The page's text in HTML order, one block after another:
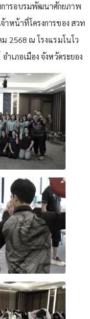
การอบรมพัฒนาศักยภาพ
าหน้าที่โครงการของ สวท
2568 ณ โรงแรมโนโว
ำเภอเมือง จังหวัดระยอง